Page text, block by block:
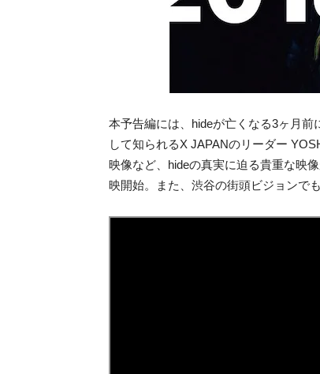
本予告編には、hideが亡くなる3ヶ月
して知られるX JAPANのリーダー
映像など、hideの真実に迫る貴重な映
映開始。また、渋谷の街頭ビジョンで